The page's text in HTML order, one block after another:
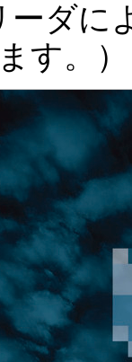
ーダに
す。）